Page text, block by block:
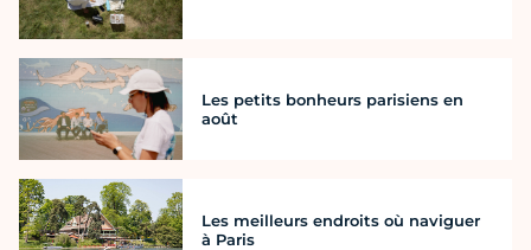
Les petits bonheurs parisiens en
août
Les meilleurs endroits où naviguer
à Paris